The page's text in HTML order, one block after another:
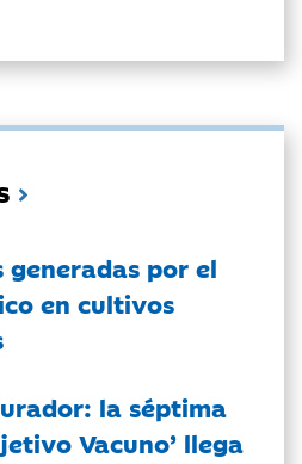
generadas por el
en cultivos
la séptima
Vacuno’ llega